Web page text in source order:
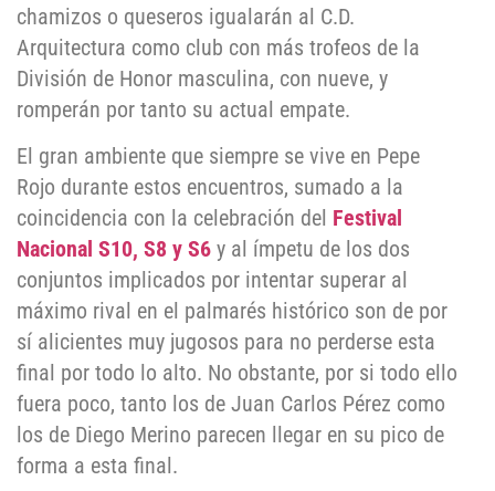
chamizos o queseros igualarán al C.D.
Arquitectura como club con más trofeos de la
División de Honor masculina, con nueve, y
romperán por tanto su actual empate.
El gran ambiente que siempre se vive en Pepe
Rojo durante estos encuentros, sumado a la
coincidencia con la celebración del Festival
Nacional S10, S8 y S6 y al ímpetu de los dos
conjuntos implicados por intentar superar al
máximo rival en el palmarés histórico son de por
sí alicientes muy jugosos para no perderse esta
final por todo lo alto. No obstante, por si todo ello
fuera poco, tanto los de Juan Carlos Pérez como
los de Diego Merino parecen llegar en su pico de
forma a esta final.